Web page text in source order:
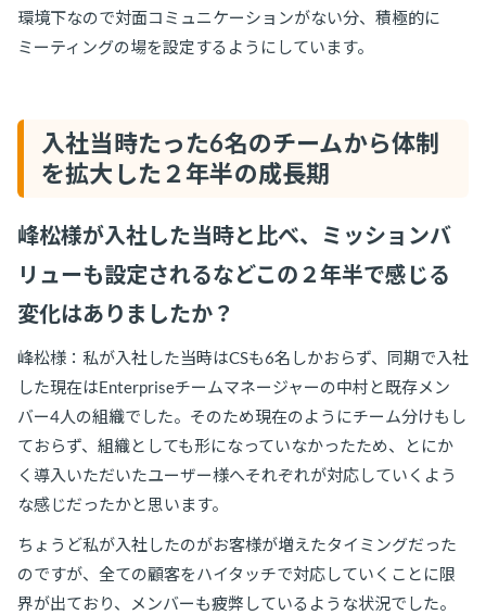
環境下なので対面コミュニケーションがない分、積極的に
ミーティングの場を設定するようにしています。
入社当時たった6名のチームから体制
を拡大した２年半の成長期
峰松様が入社した当時と比べ、ミッションバ
リューも設定されるなどこの２年半で感じる
変化はありましたか？
峰松様：私が入社した当時はCSも6名しかおらず、同期で入社
した現在はEnterpriseチームマネージャーの中村と既存メン
バー4人の組織でした。そのため現在のようにチーム分けもし
ておらず、組織としても形になっていなかったため、とにか
く導入いただいたユーザー様へそれぞれが対応していくよう
な感じだったかと思います。
ちょうど私が入社したのがお客様が増えたタイミングだった
のですが、全ての顧客をハイタッチで対応していくことに限
界が出ており、メンバーも疲弊しているような状況でした。